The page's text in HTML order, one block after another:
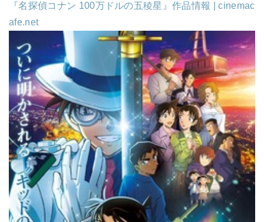
『名探偵コナン 100万ドルの五稜星』作品情報 | cinemac
afe.net